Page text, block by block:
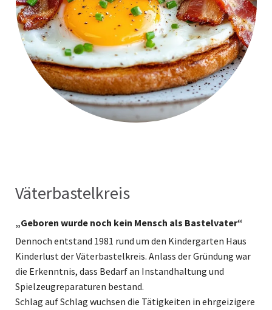
Väterbastelkreis
„Geboren wurde noch kein Mensch als Bastelvater“
Dennoch entstand 1981 rund um den Kindergarten Haus
Kinderlust der Väterbastelkreis. Anlass der Gründung war
die Erkenntnis, dass Bedarf an Instandhaltung und
Spielzeugreparaturen bestand.
Schlag auf Schlag wuchsen die Tätigkeiten in ehrgeizigere